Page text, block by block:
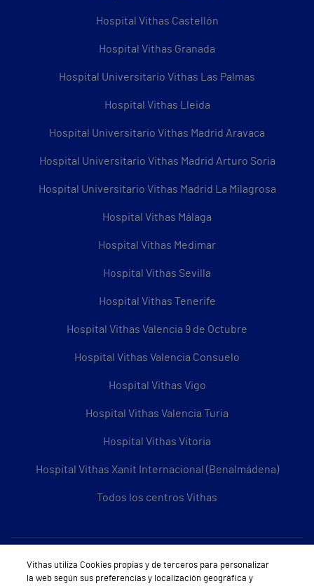
Hospital Vithas Castellón
Hospital Vithas Granada
Hospital Universitario Vithas Las Palmas
Hospital Vithas Lleida
Hospital Universitario Vithas Madrid Aravaca
Hospital Universitario Vithas Madrid Arturo Soria
Hospital Universitario Vithas Madrid La Milagrosa
Hospital Vithas Málaga
Hospital Vithas Medimar
Hospital Vithas Sevilla
Hospital Vithas Tenerife
Hospital Vithas Valencia 9 de Octubre
Hospital Vithas Valencia Consuelo
Hospital Vithas Vigo
Hospital Vithas Valencia Turia
Hospital Vithas Vitoria
Hospital Vithas Xanit Internacional (Benalmádena)
Todos los centros Vithas
Sobre Vithas
Vithas utiliza Cookies propias y de terceros para personalizar
la web según sus preferencias y localización geográfica y